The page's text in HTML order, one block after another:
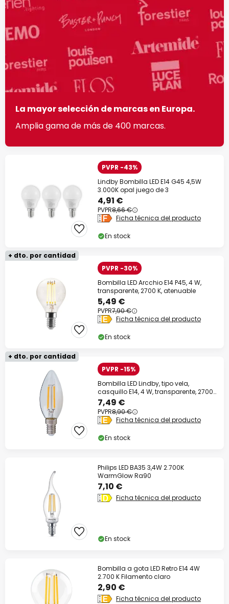
La mayor selección de marcas en Europa.
Amplia gama de más de 400 marcas.
PVPR -43%
Lindby Bombilla LED E14 G45 4,5W
3.000K opal juego de 3
4,91 €
PVPR8,66 €
Ficha técnica del producto
En stock
+ dto. por cantidad
PVPR -30%
Bombilla LED Arcchio E14 P45, 4 W,
transparente, 2700 K, atenuable
5,49 €
PVPR7,90 €
Ficha técnica del producto
En stock
+ dto. por cantidad
PVPR -15%
Bombilla LED Lindby, tipo vela,
casquillo E14, 4 W, transparente, 2700
K
7,49 €
PVPR8,90 €
Ficha técnica del producto
En stock
Philips LED BA35 3,4W 2.700K
WarmGlow Ra90
7,10 €
Ficha técnica del producto
En stock
Bombilla a gota LED Retro E14 4W
2.700 K Filamento claro
2,90 €
Ficha técnica del producto